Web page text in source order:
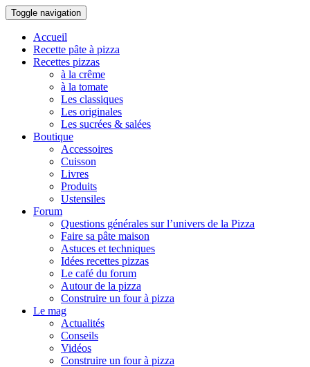
Toggle navigation
Accueil
Recette pâte à pizza
Recettes pizzas
à la crême
à la tomate
Les classiques
Les originales
Les sucrées & salées
Boutique
Accessoires
Cuisson
Livres
Produits
Ustensiles
Forum
Questions générales sur l’univers de la Pizza
Faire sa pâte maison
Astuces et techniques
Idées recettes pizzas
Le café du forum
Autour de la pizza
Construire un four à pizza
Le mag
Actualités
Conseils
Vidéos
Construire un four à pizza